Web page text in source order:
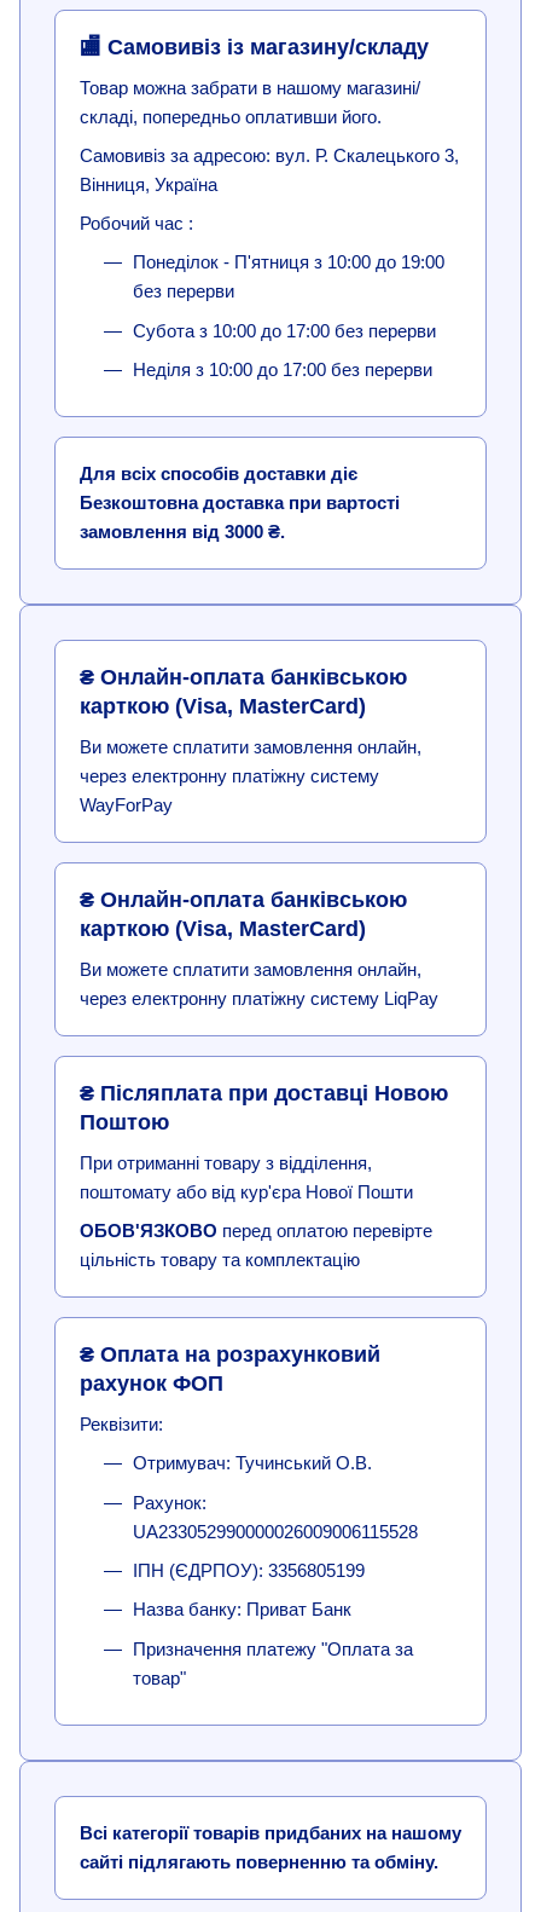
🏬 Самовивіз із магазину/складу
Товар можна забрати в нашому магазині/
складі, попередньо оплативши його.
Самовивіз за адресою: вул. Р. Скалецького 3,
Вінниця, Україна
Робочий час :
Понеділок - П'ятниця з 10:00 до 19:00
без перерви
Субота з 10:00 до 17:00 без перерви
Неділя з 10:00 до 17:00 без перерви
Для всіх способів доставки діє
Безкоштовна доставка при вартості
замовлення від 3000 ₴.
₴ Онлайн-оплата банківською
карткою (Visa, MasterCard)
Ви можете сплатити замовлення онлайн,
через електронну платіжну систему
WayForPay
₴ Онлайн-оплата банківською
карткою (Visa, MasterCard)
Ви можете сплатити замовлення онлайн,
через електронну платіжну систему LiqPay
₴ Післяплата при доставці Новою
Поштою
При отриманні товару з відділення,
поштомату або від кур'єра Нової Пошти
ОБОВ'ЯЗКОВО перед оплатою перевірте
цільність товару та комплектацію
₴ Оплата на розрахунковий
рахунок ФОП
Реквізити:
Отримувач: Тучинський О.В.
Рахунок:
UA233052990000026009006115528
ІПН (ЄДРПОУ): 3356805199
Назва банку: Приват Банк
Призначення платежу "Оплата за
товар"
Всі категорії товарів придбаних на нашому
сайті підлягають поверненню та обміну.